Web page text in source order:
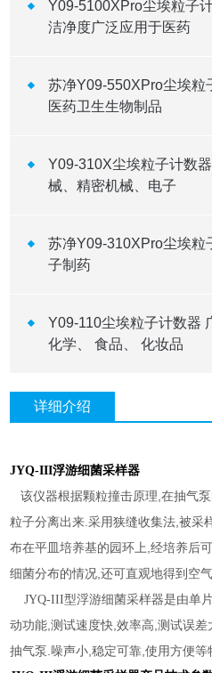
Y09-5100XPro尘埃粒子
洁净度广泛应用于医药
苏净Y09-550XPro尘埃粒
医药卫生生物制品
Y09-310X尘埃粒子计数
械、精密机械、电子
苏净Y09-310XPro尘埃粒
子制药
Y09-110尘埃粒子计数器
化学、 食品、 化妆品
详细介绍
JYQ-III浮游细菌采样器
该仪器根据颗粒撞击原理 ,在抽气
粒子分离出来 .采用狭缝收集法 ,被采
布在平皿培养基的园环上 ,经培养后
细菌分布的情况 ,还可直观地得到空
JYQ-III型浮游细菌采样器是由单
动功能 ,测试速度快 ,效率高 ,测试误差
抽气泵 噪声小 ,稳定可靠 ,使用方便等